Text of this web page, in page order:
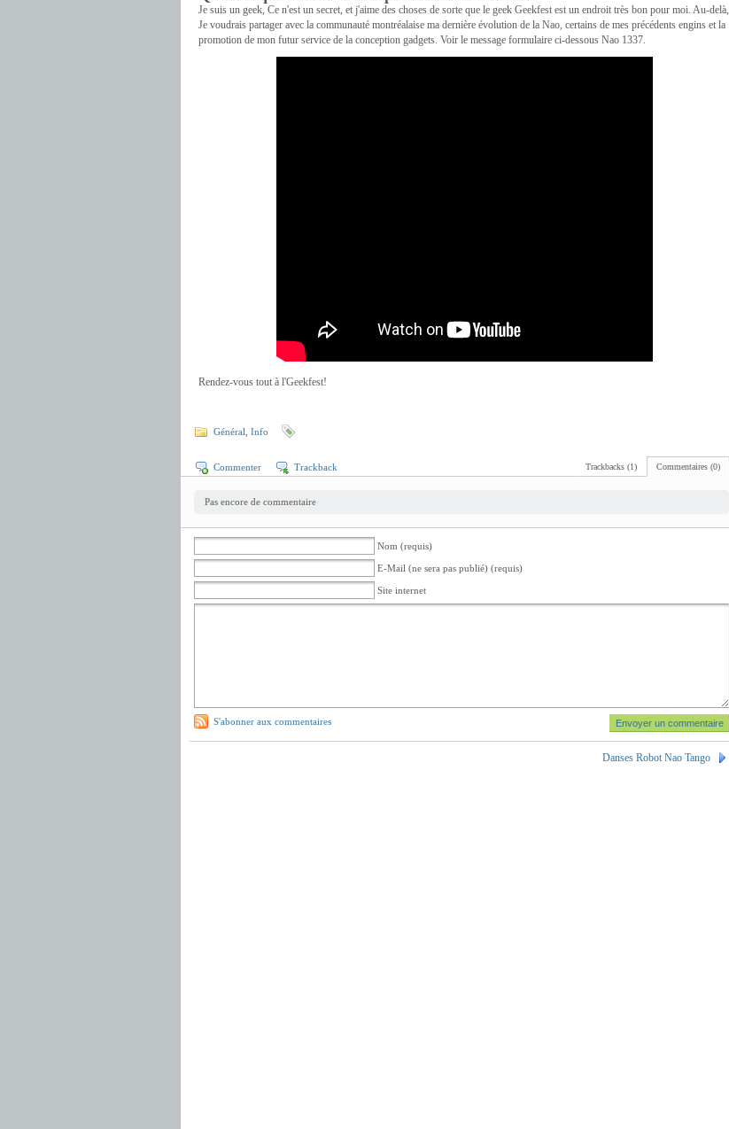
Je suis un geek, Ce n'est un secret, et j'aime des choses de sorte que le geek Geekfest est un endroit très bon pour moi. Au-delà,
Je voudrais partager avec la communauté montréalaise ma dernière évolution de la Nao, certains de mes précédents engins et la
promotion de mon futur service de la conception gadgets. Voir le message formulaire ci-dessous Nao 1337.
Rendez-vous tout à l'Geekfest!
Général Info
Commentaires (0)
Trackbacks (1)
Commenter Trackback
Pas encore de commentaire
Nom (requis)
E-Mail (ne sera pas publié) (requis)
Site internet
S'abonner aux commentaires
Danses Robot Nao Tango